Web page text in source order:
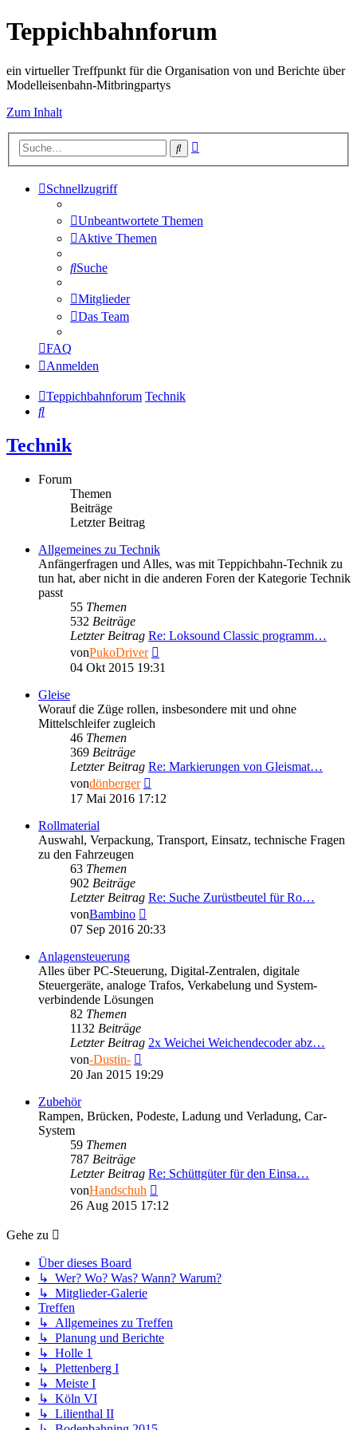
Teppichbahnforum
ein virtueller Treffpunkt für die Organisation von und Berichte über
Modelleisenbahn-Mitbringpartys
Zum Inhalt
Suche
Schnellzugriff
Unbeantwortete Themen
Aktive Themen
Suche
Mitglieder
Das Team
FAQ
Anmelden
Teppichbahnforum Technik
Suche
Technik
Forum
Themen
Beiträge
Letzter Beitrag
Allgemeines zu Technik
Anfängerfragen und Alles, was mit Teppichbahn-Technik zu
tun hat, aber nicht in die anderen Foren der Kategorie Technik
passt
55 Themen
532 Beiträge
Letzter Beitrag Re: Loksound Classic programm…
vonPukoDriver
Beitrag
04 Okt 2015 19:31
Gleise
Worauf die Züge rollen, insbesondere mit und ohne
Mittelschleifer zugleich
46 Themen
369 Beiträge
Letzter Beitrag Re: Markierungen von Gleismat…
vondönberger
Beitrag
17 Mai 2016 17:12
Rollmaterial
Auswahl, Verpackung, Transport, Einsatz, technische Fragen
zu den Fahrzeugen
63 Themen
902 Beiträge
Letzter Beitrag Re: Suche Zurüstbeutel für Ro…
vonBambino
Beitrag
07 Sep 2016 20:33
Anlagensteuerung
Alles über PC-Steuerung, Digital-Zentralen, digitale
Steuergeräte, analoge Trafos, Verkabelung und System-
verbindende Lösungen
82 Themen
1132 Beiträge
Letzter Beitrag 2x Weichei Weichendecoder abz…
von-Dustin-
Beitrag
20 Jan 2015 19:29
Zubehör
Rampen, Brücken, Podeste, Ladung und Verladung, Car-
System
59 Themen
787 Beiträge
Letzter Beitrag Re: Schüttgüter für den Einsa…
vonHandschuh
Beitrag
26 Aug 2015 17:12
Gehe zu
Über dieses Board
↳ Wer? Wo? Was? Wann? Warum?
↳ Mitglieder-Galerie
Treffen
↳ Allgemeines zu Treffen
↳ Planung und Berichte
↳ Holle 1
↳ Plettenberg I
↳ Meiste I
↳ Köln VI
↳ Lilienthal II